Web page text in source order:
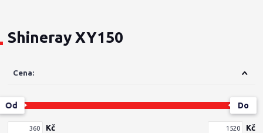
Shineray XY150
Cena:
Kč
Od Do
Kč